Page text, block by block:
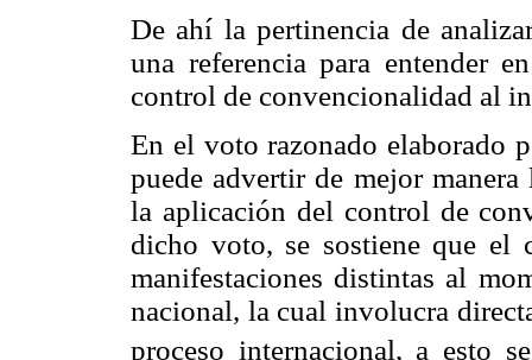
De ahí la pertinencia de
una referencia para entender
control de convencionalidad al
En el voto razonado elaborado
puede advertir de mejor
la aplicación del control de
dicho voto, se sostiene que el
manifestaciones distintas al
nacional, la cual involucra
proceso internacional, a esto